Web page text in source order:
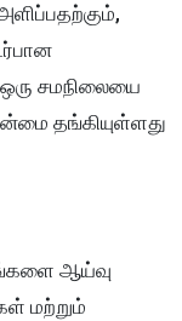
சமநிலையை
தங்கியுள்ளது
ஆய்வு
மற்றும்